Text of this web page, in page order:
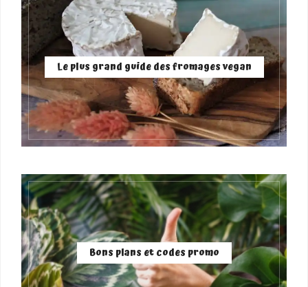
Le plus grand guide des fromages vegan
Bons plans et codes promo